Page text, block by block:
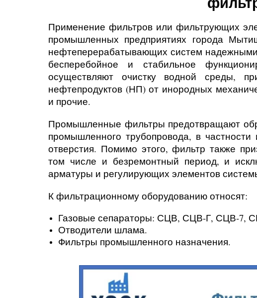
Применение фильтров или фильтрующих
промышленных предприятиях города
нефтеперерабатывающих систем
бесперебойное и стабильное
осуществляют очистку водной среды,
нефтепродуктов (НП) от инородных
и прочие.
Промышленные фильтры предотвращают
промышленного трубопровода, в
отверстия. Помимо этого, фильтр также
том числе и безремонтный период, и
арматуры и регулирующих элементов
К фильтрационному оборудованию относят:
Газовые сепараторы: СЦВ, СЦВ-Г, СЦВ-7,
Отводители шлама.
Фильтры промышленного назначения.